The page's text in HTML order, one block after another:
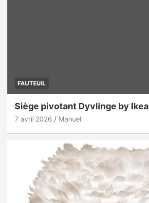
FAUTEUIL
Siège pivotant Dyvlinge by Ikea
7 avril 2026 Manuel